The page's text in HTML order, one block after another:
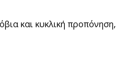
και κυκλική προπόνηση,